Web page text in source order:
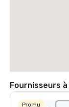
Fournisseurs
Promu